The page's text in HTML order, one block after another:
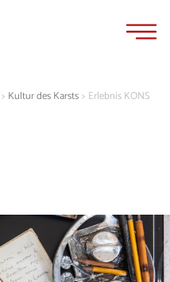
> Kultur des Karsts> Erlebnis KONS